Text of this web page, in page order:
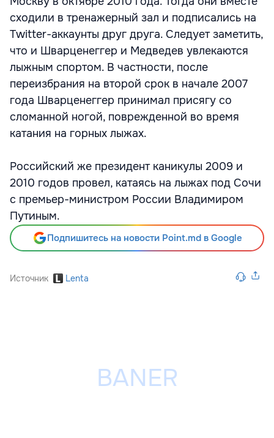
сходили в тренажерный зал и подписались на
Twitter-аккаунты друг друга. Следует заметить,
что и Шварценеггер и Медведев увлекаются
лыжным спортом. В частности, после
переизбрания на второй срок в начале 2007
года Шварценеггер принимал присягу со
сломанной ногой, поврежденной во время
катания на горных лыжах.
Российский же президент каникулы 2009 и
2010 годов провел, катаясь на лыжах под Сочи
с премьер-министром России Владимиром
Путиным.
Подпишитесь на новости Point.md в Google
Источник Lenta